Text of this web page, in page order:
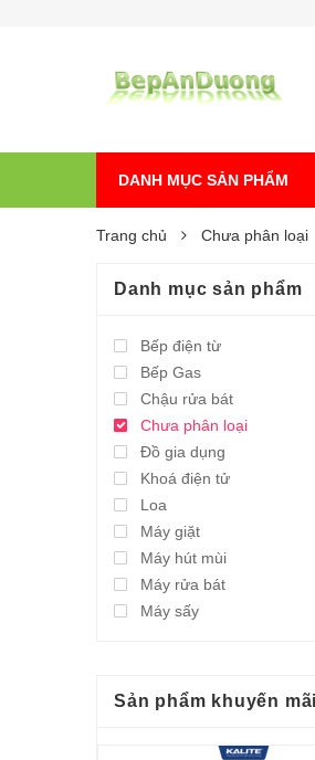
DANH MỤC SẢN PHẨM
Trang chủ Chưa phân loại
Danh mục sản phẩm
Bếp điện từ
Bếp Gas
Chậu rửa bát
Chưa phân loại
Đồ gia dụng
Khoá điện tử
Loa
Máy giặt
Máy hút mùi
Máy rửa bát
Máy sấy
Sản phẩm khuyến mãi